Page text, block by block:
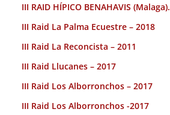
III RAID HÍPICO BENAHAVIS (Malaga).
III Raid La Palma Ecuestre – 2018
III Raid La Reconcista – 2011
III Raid Llucanes – 2017
III Raid Los Alborronchos – 2017
III Raid Los Alborronchos -2017